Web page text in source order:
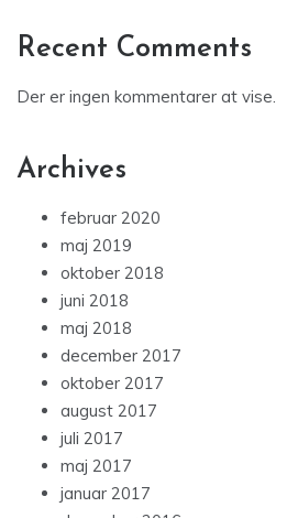
Recent Comments
Der er ingen kommentarer at vise.
Archives
februar 2020
maj 2019
oktober 2018
juni 2018
maj 2018
december 2017
oktober 2017
august 2017
juli 2017
maj 2017
januar 2017